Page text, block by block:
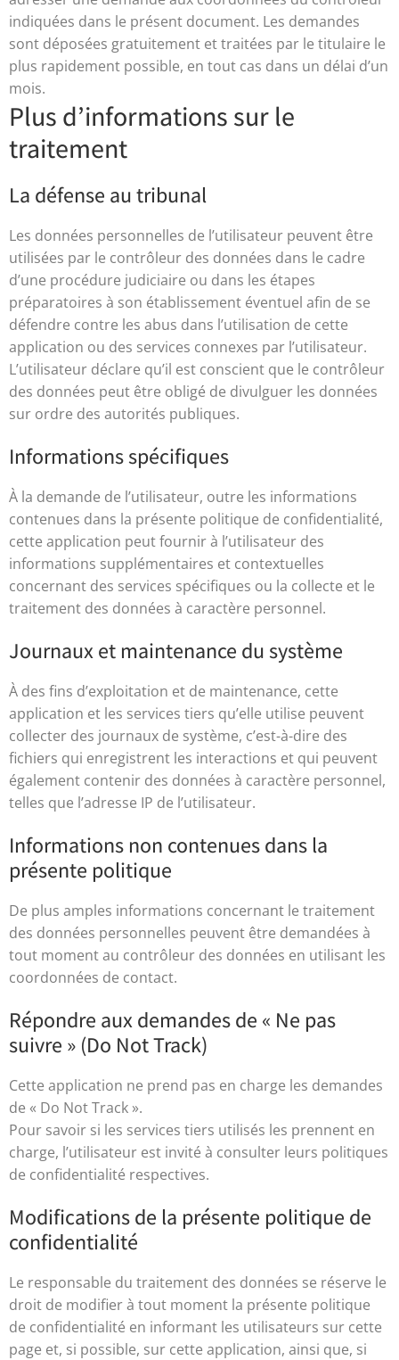
indiquées dans le présent document. Les demandes
sont déposées gratuitement et traitées par le titulaire le
plus rapidement possible, en tout cas dans un délai d’un
mois.
Plus d’informations sur le
traitement
La défense au tribunal
Les données personnelles de l’utilisateur peuvent être
utilisées par le contrôleur des données dans le cadre
d’une procédure judiciaire ou dans les étapes
préparatoires à son établissement éventuel afin de se
défendre contre les abus dans l’utilisation de cette
application ou des services connexes par l’utilisateur.
L’utilisateur déclare qu’il est conscient que le contrôleur
des données peut être obligé de divulguer les données
sur ordre des autorités publiques.
Informations spécifiques
À la demande de l’utilisateur, outre les informations
contenues dans la présente politique de confidentialité,
cette application peut fournir à l’utilisateur des
informations supplémentaires et contextuelles
concernant des services spécifiques ou la collecte et le
traitement des données à caractère personnel.
Journaux et maintenance du système
À des fins d’exploitation et de maintenance, cette
application et les services tiers qu’elle utilise peuvent
collecter des journaux de système, c’est-à-dire des
fichiers qui enregistrent les interactions et qui peuvent
également contenir des données à caractère personnel,
telles que l’adresse IP de l’utilisateur.
Informations non contenues dans la
présente politique
De plus amples informations concernant le traitement
des données personnelles peuvent être demandées à
tout moment au contrôleur des données en utilisant les
coordonnées de contact.
Répondre aux demandes de « Ne pas
suivre » (Do Not Track)
Cette application ne prend pas en charge les demandes
de « Do Not Track ».
Pour savoir si les services tiers utilisés les prennent en
charge, l’utilisateur est invité à consulter leurs politiques
de confidentialité respectives.
Modifications de la présente politique de
confidentialité
Le responsable du traitement des données se réserve le
droit de modifier à tout moment la présente politique
de confidentialité en informant les utilisateurs sur cette
page et, si possible, sur cette application, ainsi que, si